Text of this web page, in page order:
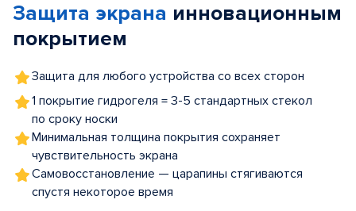
5
Защита экрана инновационным
покрытием
Защита для любого устройства со всех сторон
1 покрытие гидрогеля = 3-5 стандартных стекол
по сроку носки
Минимальная толщина покрытия сохраняет
чувствительность экрана
Самовосстановление — царапины стягиваются
спустя некоторое время